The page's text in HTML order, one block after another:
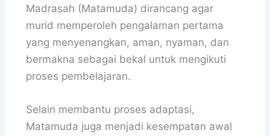
Madrasah (Matamuda) dirancang agar
murid memperoleh pengalaman pertama
yang menyenangkan, aman, nyaman, dan
bermakna sebagai bekal untuk mengikuti
proses pembelajaran.
Selain membantu proses adaptasi,
Matamuda juga menjadi kesempatan awal